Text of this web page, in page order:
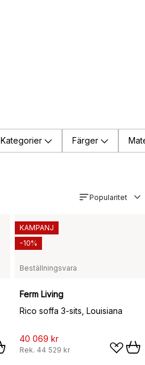
Kategorier Färger
Popularitet
Beställningsvara
Ferm Living
Rico soffa 3-sits, Louisiana
40 069 kr
Rek. 44 529 kr
KAMPANJ
-10%